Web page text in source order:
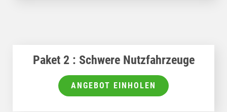
Paket 2 : Schwere Nutzfahrzeuge
ANGEBOT EINHOLEN